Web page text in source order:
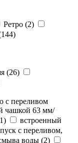
Ретро (2)
144)
(26)
с переливом
чашкой 63 мм/
)
встроенный
с переливом,
воды (2)